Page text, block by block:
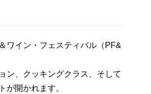
ワイン・フェスティバル（PF&
ン、クッキングクラス、そして
が開かれます。